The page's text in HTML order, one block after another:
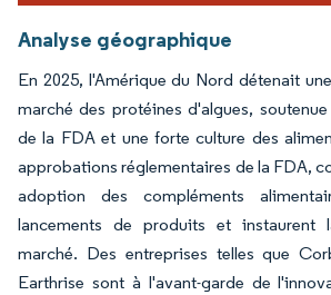
Analyse géographique
En 2025, l'Amérique du Nord détenait
marché des protéines d'algues,
de la FDA et une forte culture des
approbations réglementaires de la FDA,
adoption des compléments
lancements de produits et instaurent
marché. Des entreprises telles que
Earthrise sont à l'avant-garde de